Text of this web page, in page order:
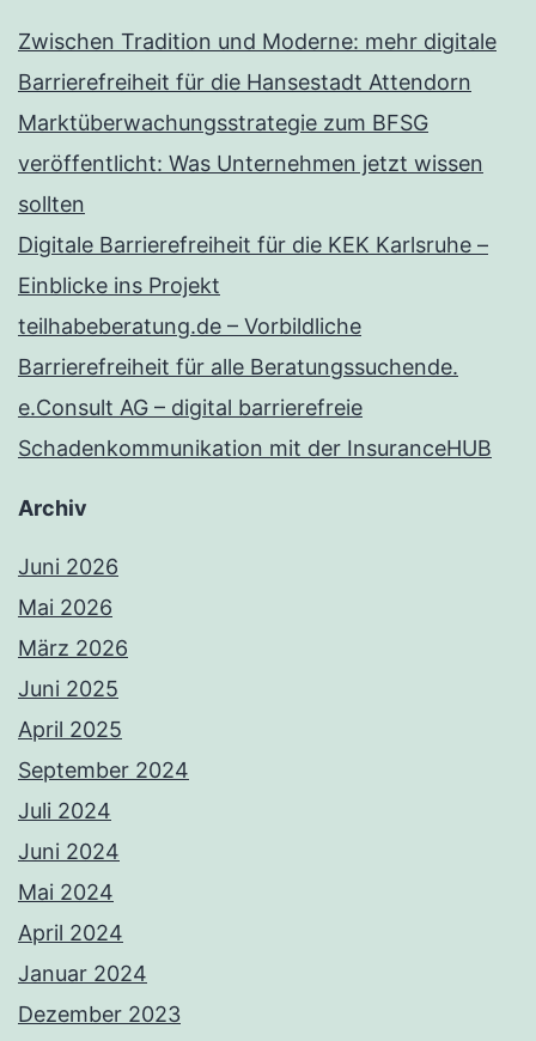
Zwischen Tradition und Moderne: mehr digitale
Barrierefreiheit für die Hansestadt Attendorn
Marktüberwachungsstrategie zum BFSG
veröffentlicht: Was Unternehmen jetzt wissen
sollten
Digitale Barrierefreiheit für die KEK Karlsruhe –
Einblicke ins Projekt
teilhabeberatung.de – Vorbildliche
Barrierefreiheit für alle Beratungssuchende.
e.Consult AG – digital barrierefreie
Schadenkommunikation mit der InsuranceHUB
Archiv
Juni 2026
Mai 2026
März 2026
Juni 2025
April 2025
September 2024
Juli 2024
Juni 2024
Mai 2024
April 2024
Januar 2024
Dezember 2023